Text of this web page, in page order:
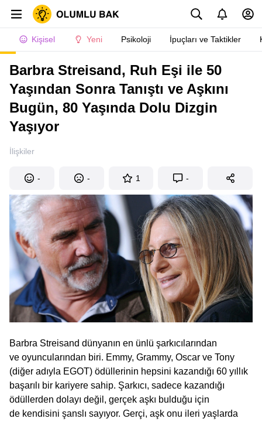
Kişisel Yeni Psikoloji İpuçları ve Taktikler
Barbra Streisand, Ruh Eşi ile 50
Yaşından Sonra Tanıştı ve Aşkını
Bugün, 80 Yaşında Dolu Dizgin
Yaşıyor
İlişkiler
- - 1 -
Barbra Streisand dünyanın en ünlü şarkıcılarından
ve oyuncularından biri. Emmy, Grammy, Oscar ve Tony
(diğer adıyla EGOT) ödüllerinin hepsini kazandığı 60 yıllık
başarılı bir kariyere sahip. Şarkıcı, sadece kazandığı
ödüllerden dolayı değil, gerçek aşkı bulduğu için
de kendisini şanslı sayıyor. Gerçi, aşk onu ileri yaşlarda